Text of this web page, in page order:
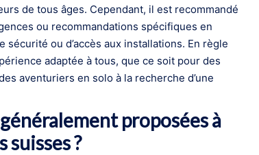
de tous âges. Cependant, il est recommandé
ou recommandations spécifiques en
ou d’accès aux installations. En règle
adaptée à tous, que ce soit pour des
aventuriers en solo à la recherche d’une
proposées à
suisses ?